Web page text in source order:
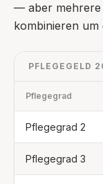
— aber mehrere
kombinieren um
PFLEGEGELD
Pflegegrad
Pflegegrad 2
Pflegegrad 3